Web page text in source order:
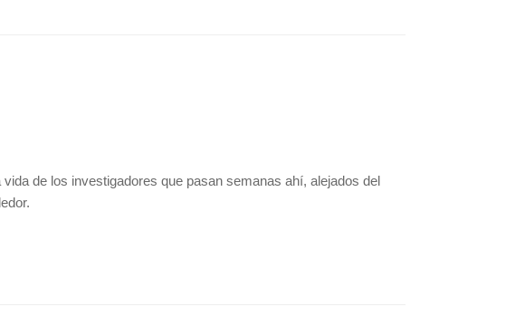
de los investigadores que pasan semanas ahí, alejados del